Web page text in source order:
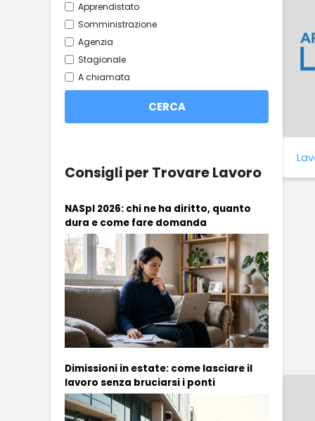
Apprendistato
Somministrazione
Agenzia
Stagionale
A chiamata
Consigli per Trovare Lavoro
NASpI 2026: chi ne ha diritto, quanto
dura e come fare domanda
Dimissioni in estate: come lasciare il
lavoro senza bruciarsi i ponti